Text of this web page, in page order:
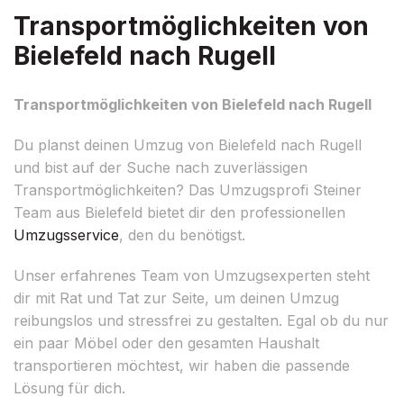
Transportmöglichkeiten von
Bielefeld nach Rugell
Transportmöglichkeiten von Bielefeld nach Rugell
Du planst deinen Umzug von Bielefeld nach Rugell
und bist auf der Suche nach zuverlässigen
Transportmöglichkeiten? Das Umzugsprofi Steiner
Team aus Bielefeld bietet dir den professionellen
Umzugsservice, den du benötigst.
Unser erfahrenes Team von Umzugsexperten steht
dir mit Rat und Tat zur Seite, um deinen Umzug
reibungslos und stressfrei zu gestalten. Egal ob du nur
ein paar Möbel oder den gesamten Haushalt
transportieren möchtest, wir haben die passende
Lösung für dich.